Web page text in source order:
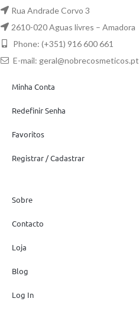
Rua Andrade Corvo 3
2610-020 Aguas livres – Amadora
Phone: (+351) 916 600 661
E-mail: geral@nobrecosmeticos.pt
Minha Conta
Redefinir Senha
Favoritos
Registrar / Cadastrar
Sobre
Contacto
Loja
Blog
Log In